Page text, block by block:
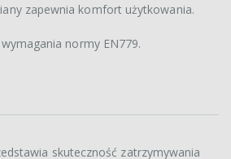
zapewnia komfort użytkowania.
normy EN779.
skuteczność zatrzymywania